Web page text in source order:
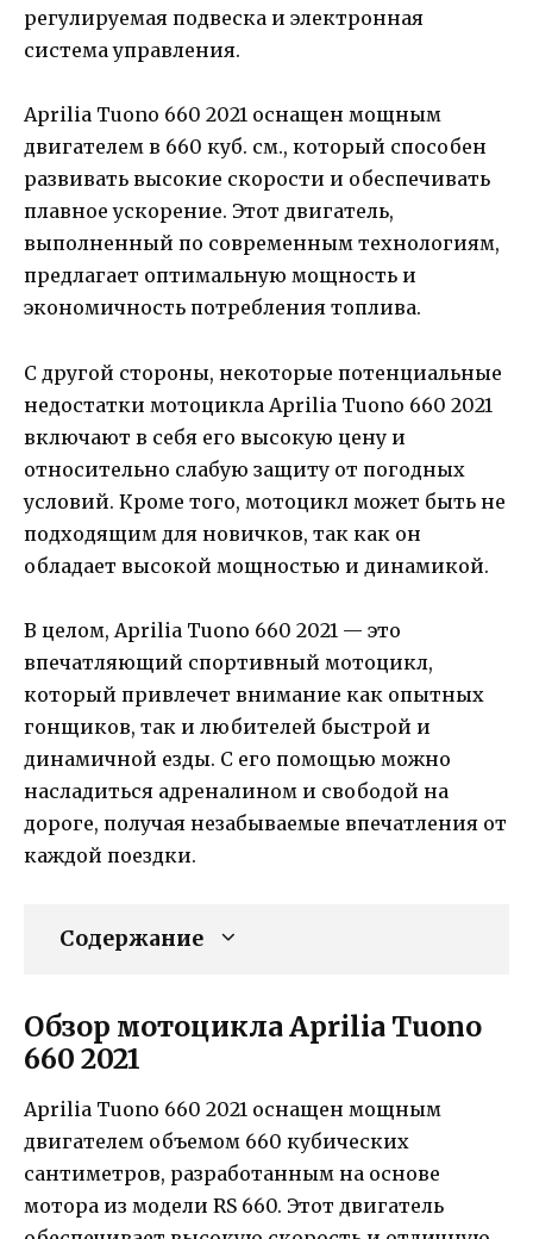
регулируемая подвеска и электронная
система управления.
Aprilia Tuono 660 2021 оснащен мощным
двигателем в 660 куб. см., который способен
развивать высокие скорости и обеспечивать
плавное ускорение. Этот двигатель,
выполненный по современным технологиям,
предлагает оптимальную мощность и
экономичность потребления топлива.
С другой стороны, некоторые потенциальные
недостатки мотоцикла Aprilia Tuono 660 2021
включают в себя его высокую цену и
относительно слабую защиту от погодных
условий. Кроме того, мотоцикл может быть не
подходящим для новичков, так как он
обладает высокой мощностью и динамикой.
В целом, Aprilia Tuono 660 2021 — это
впечатляющий спортивный мотоцикл,
который привлечет внимание как опытных
гонщиков, так и любителей быстрой и
динамичной езды. С его помощью можно
насладиться адреналином и свободой на
дороге, получая незабываемые впечатления от
каждой поездки.
Содержание
Обзор мотоцикла Aprilia Tuono
660 2021
Aprilia Tuono 660 2021 оснащен мощным
двигателем объемом 660 кубических
сантиметров, разработанным на основе
мотора из модели RS 660. Этот двигатель